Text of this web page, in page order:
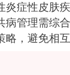
炎症性皮肤
病管理需综
略，避免相